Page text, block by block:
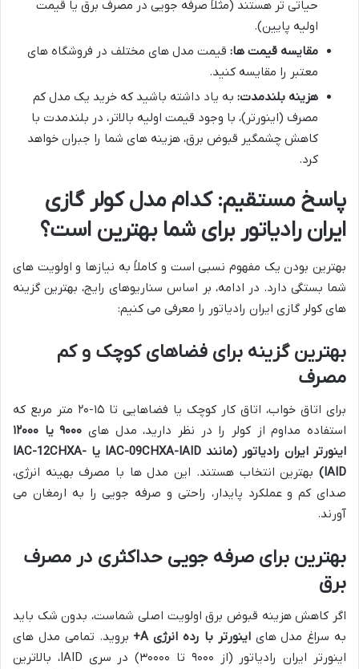
حیاتی تر هستند (مثلاً صرفه جویی در مصرف برق یا قیمت
اولیه پایین).
مقایسه قیمت ها: قیمت مدل های مختلف در فروشگاه های
معتبر را مقایسه کنید.
هزینه بلندمدت: به یاد داشته باشید که خرید یک مدل کم
مصرف (اینورتر)، با وجود قیمت اولیه بالاتر، در بلندمدت با
کاهش چشمگیر قبوض برق، هزینه های شما را جبران خواهد
کرد.
پاسخ مستقیم: کدام مدل کولر گازی
ایران رادیاتور برای شما بهترین است؟
بهترین بودن یک مفهوم نسبی است و کاملاً به نیازها و اولویت های
شما بستگی دارد. در ادامه، بر اساس سناریوهای رایج، بهترین گزینه
های کولر گازی ایران رادیاتور را معرفی می کنیم:
بهترین گزینه برای فضاهای کوچک و کم
مصرف
برای اتاق خواب، اتاق کار کوچک یا فضاهایی تا ۱۵-۲۰ متر مربع که
استفاده مداوم از کولر را در نظر دارید، مدل های
۹۰۰۰ یا ۱۲۰۰۰
اینورتر ایران رادیاتور (مانند IAC-09CHXA-IAID یا IAC-12CHXA-
IAID)
بهترین انتخاب هستند. این مدل ها با مصرف بهینه انرژی،
صدای کم و عملکرد پایدار، راحتی و صرفه جویی را به ارمغان می
آورند.
بهترین برای صرفه جویی حداکثری در مصرف
برق
اگر کاهش هزینه قبوض برق اولویت اصلی شماست، بدون شک باید
به سراغ مدل هایاینورتر با رده انرژی A+
بروید. تمامی مدل های
اینورتر ایران رادیاتور (از ۹۰۰۰ تا ۳۰۰۰۰) در سری IAID، بالاترین